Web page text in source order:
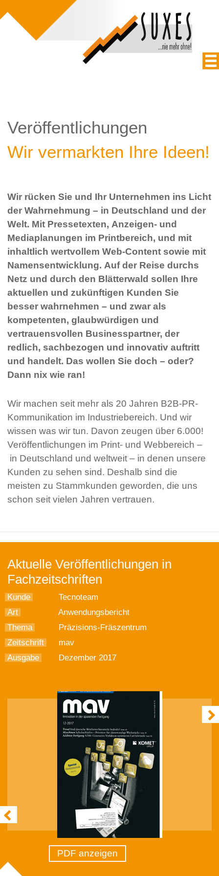
Veröffentlichungen
Wir vermarkten Ihre Ideen!
Wir rücken Sie und Ihr Unternehmen ins Licht
der Wahrnehmung – in Deutschland und der
Welt. Mit Pressetexten, Anzeigen- und
Mediaplanungen im Printbereich, und mit
inhaltlich wertvollem Web-Content sowie mit
Namensentwicklung. Auf der Reise durchs
Netz und durch den Blätterwald sollen Ihre
aktuellen und zukünftigen Kunden Sie
besser wahrnehmen – und zwar als
kompetenten, glaubwürdigen und
vertrauensvollen Businesspartner, der
redlich, sachbezogen und innovativ auftritt
und handelt. Das wollen Sie doch – oder?
Dann nix wie ran!
Wir machen seit mehr als 20 Jahren B2B-PR-
Kommunikation im Industriebereich. Und wir
wissen was wir tun. Davon zeugen über 6.000!
Veröffentlichungen im Print- und Webbereich –
in Deutschland und weltweit – in denen unsere
Kunden zu sehen sind. Deshalb sind die
meisten zu Stammkunden geworden, die uns
schon seit vielen Jahren vertrauen.
Aktuelle Veröffentlichungen in
Fachzeitschriften
Kunde
Tecnoteam
Art
Anwendungsbericht
Thema
Präzisions-Fräszentrum
Zeitschrift
mav
Ausgabe
Dezember 2017
PDF anzeigen